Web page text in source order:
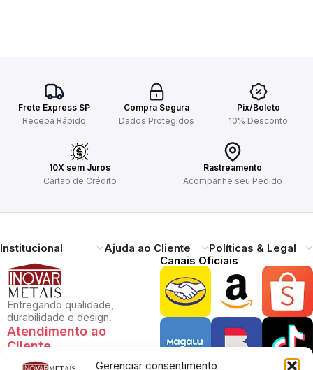
Gerenciar consentimento
Frete Express SP
Receba Rápido
Compra Segura
Dados Protegidos
Pix/Boleto
10% Desconto
10X sem Juros
Cartão de Crédito
Rastreamento
Acompanhe seu Pedido
Institucional Ajuda ao Cliente Políticas & Legal
Entregando qualidade,
durabilidade e design.
Atendimento ao
Cliente
Canais Oficiais